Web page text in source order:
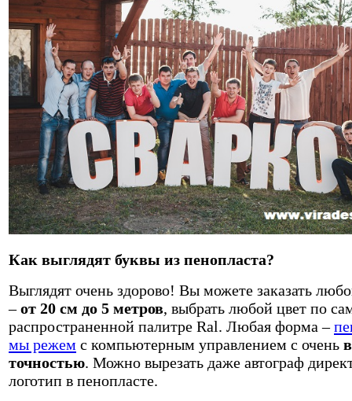
Как выглядят буквы из пенопласта?
Выглядят очень здорово! Вы можете заказать
–от 20 см до 5 метров, выбрать любой цвет по
распространенной палитре Ral. Любая форма –
мы режем с компьютерным управлением с очень
точностью. Можно вырезать даже автограф
логотип в пенопласте.